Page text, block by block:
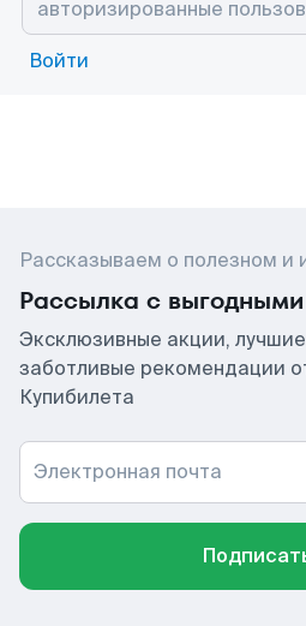
Войти
Рассказываем о полезном и
Рассылка с
Эксклюзивные акции,
заботливые рекомендации
Купибилета
Электронная почта